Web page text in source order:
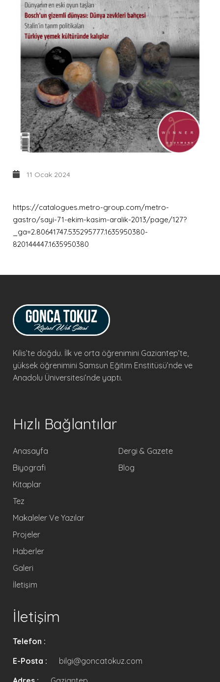
11 Ocak 2024
https://catalogues.metro-group.com/metro-
gastro/sayi-71-ekim-kasim-aralik-2013/page/127?
_ga=2.80641747.535295777.1635950380-
820144447.1635950380
Kilis’te doğdu. İlk ve orta öğrenimini Gaziantep’te,
yüksek öğrenimini Samsun Eğitim Enstitüsü’nde ve
Anadolu Üniversitesi’nde yaptı.
Hızlı Bağlantılar
Anasayfa
Biyografi
Kitaplar
Tez
Makaleler Ve Yazılar
Projeler
Haberler
Galeri
İletişim
Dergi & Gazete
Blog
İletişim
Telefon :
E-Posta :
bilgi@goncatokuz.com